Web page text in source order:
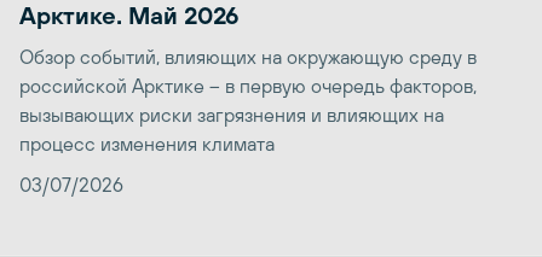
Арктике. Май 2026
Обзор событий, влияющих на окружающую среду в
российской Арктике – в первую очередь факторов,
вызывающих риски загрязнения и влияющих на
процесс изменения климата
03/07/2026